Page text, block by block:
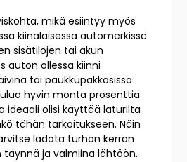
mikä esiintyy myös
kiinalaisessa automerkissä
sisätilojen tai akun
auton ollessa kiinni
tai paukkupakkasissa
hyvin monta prosenttia
ideaali olisi käyttää laturilta
tähän tarkoitukseen. Näin
ladata turhan kerran
ja valmiina lähtöön.